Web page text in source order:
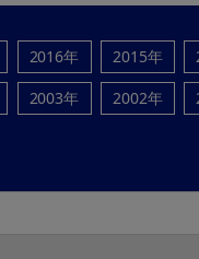
2016年 2015年
2003年 2002年